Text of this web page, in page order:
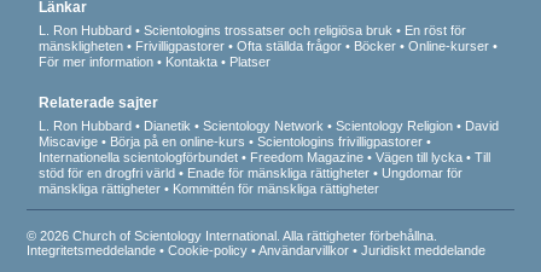
Länkar
L. Ron Hubbard Scientologins trossatser och religiösa bruk
En röst för
mänskligheten
Frivilligpastorer Ofta ställda frågor Böcker
Online-kurser
För mer information
Kontakta Platser
Relaterade sajter
L. Ron Hubbard Dianetik Scientology Network Scientology Religion
David
Miscavige
Börja på en online-kurs
Scientologins frivilligpastorer
Internationella scientologförbundet
Freedom Magazine Vägen till lycka
Till
stöd för en drogfri värld
Enade för mänskliga rättigheter
Ungdomar för
mänskliga rättigheter
Kommittén för mänskliga rättigheter
© 2026 Church of Scientology International. Alla rättigheter förbehållna.
Integritetsmeddelande •Cookie-policy •Användarvillkor •Juridiskt meddelande